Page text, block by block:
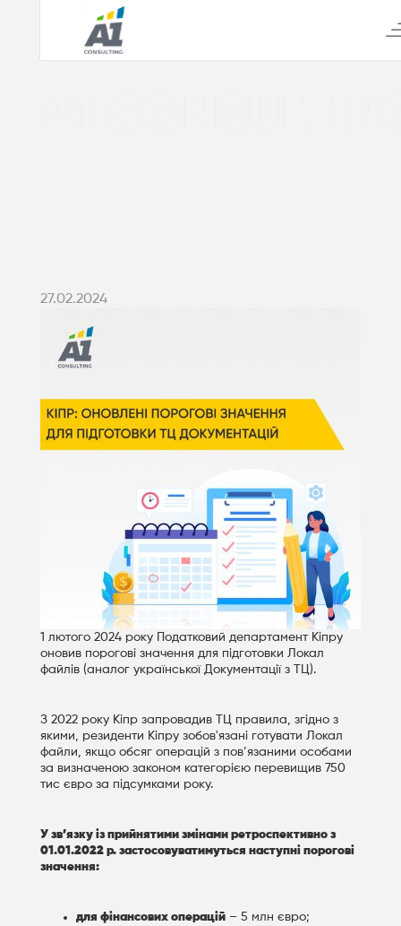
27.02.2024
1 лютого 2024 року Податковий департамент Кіпру
оновив порогові значення для підготовки Локал
файлів (аналог української Документації з ТЦ).
З 2022 року Кіпр запровадив ТЦ правила, згідно з
якими, резиденти Кіпру зобов'язані готувати Локал
файли, якщо обсяг операцій з пов’язаними особами
за визначеною законом категорією перевищив 750
тис євро за підсумками року.
У зв’язку із прийнятими змінами ретроспективно з
01.01.2022 р. застосовуватимуться наступні порогові
значення:
для фінансових операцій– 5 млн євро;